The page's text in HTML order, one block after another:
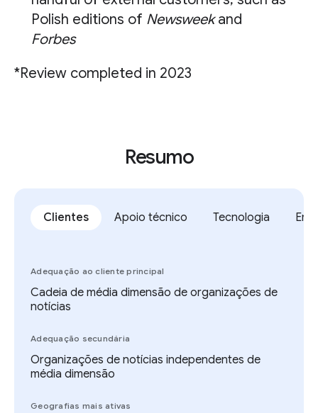
Polish editions of Newsweekand
Forbes
*Review completed in 2023
Resumo
Clientes Apoio técnico Tecnologia
Adequação ao cliente principal
Cadeia de média dimensão de organizações de
notícias
Adequação secundária
Organizações de notícias independentes de
média dimensão
Geografias mais ativas